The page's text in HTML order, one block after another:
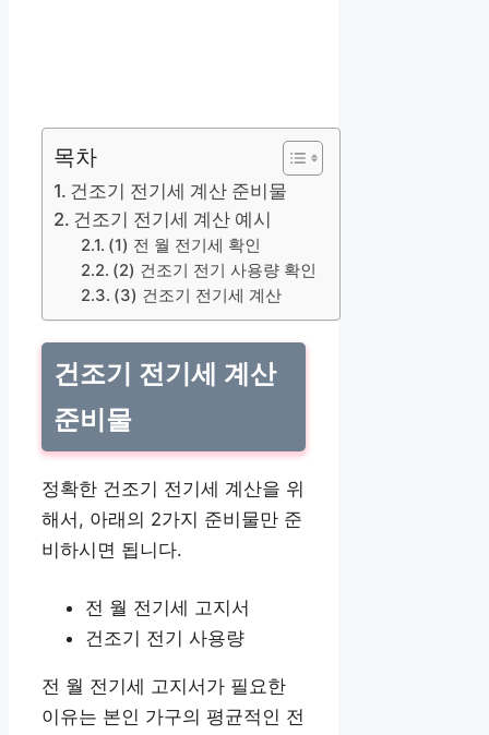
목차
건조기 전기세 계산 준비물
건조기 전기세 계산 예시
(1) 전 월 전기세 확인
(2) 건조기 전기 사용량 확인
(3) 건조기 전기세 계산
건조기 전기세 계산
준비물
정확한 건조기 전기세 계산을 위
해서, 아래의 2가지 준비물만 준
비하시면 됩니다.
전 월 전기세 고지서
건조기 전기 사용량
전 월 전기세 고지서가 필요한
이유는 본인 가구의 평균적인 전